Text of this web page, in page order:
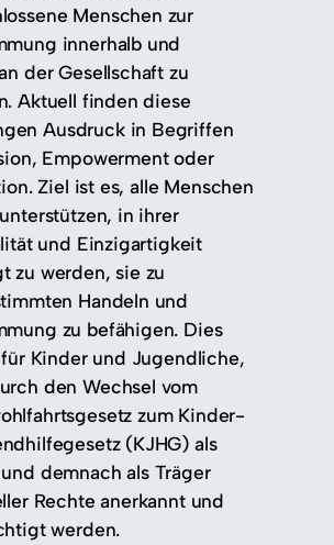
Menschen zur
innerhalb und
der Gesellschaft zu
Aktuell finden diese
Ausdruck in Begriffen
Empowerment oder
Ziel ist es, alle Menschen
in ihrer
und Einzigartigkeit
zu werden, sie zu
Handeln und
zu befähigen. Dies
Kinder und Jugendliche,
den Wechsel vom
zum Kinder-
(KJHG) als
demnach als Träger
Rechte anerkannt und
werden.